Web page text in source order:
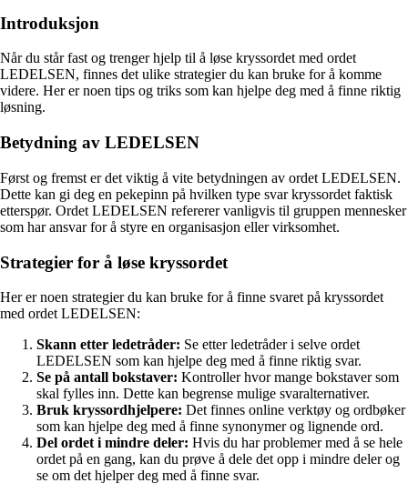
Introduksjon
Når du står fast og trenger hjelp til å løse kryssordet med ordet
LEDELSEN, finnes det ulike strategier du kan bruke for å komme
videre. Her er noen tips og triks som kan hjelpe deg med å finne riktig
løsning.
Betydning av LEDELSEN
Først og fremst er det viktig å vite betydningen av ordet LEDELSEN.
Dette kan gi deg en pekepinn på hvilken type svar kryssordet faktisk
etterspør. Ordet LEDELSEN refererer vanligvis til gruppen mennesker
som har ansvar for å styre en organisasjon eller virksomhet.
Strategier for å løse kryssordet
Her er noen strategier du kan bruke for å finne svaret på kryssordet
med ordet LEDELSEN:
Skann etter ledetråder: Se etter ledetråder i selve ordet
LEDELSEN som kan hjelpe deg med å finne riktig svar.
Se på antall bokstaver: Kontroller hvor mange bokstaver som
skal fylles inn. Dette kan begrense mulige svaralternativer.
Bruk kryssordhjelpere: Det finnes online verktøy og ordbøker
som kan hjelpe deg med å finne synonymer og lignende ord.
Del ordet i mindre deler: Hvis du har problemer med å se hele
ordet på en gang, kan du prøve å dele det opp i mindre deler og
se om det hjelper deg med å finne svar.